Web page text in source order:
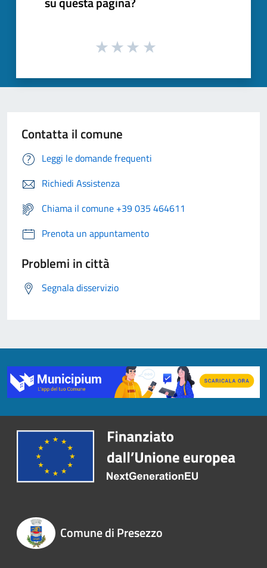
Contatta il comune
Leggi le domande frequenti
Richiedi Assistenza
Chiama il comune +39 035 464611
Prenota un appuntamento
Problemi in città
Segnala disservizio
Comune di Presezzo